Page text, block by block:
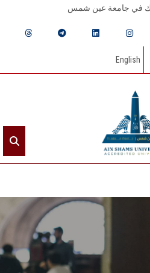
بك في جامعة عين شمس
English
الرئيسيـة
عن الجامعة